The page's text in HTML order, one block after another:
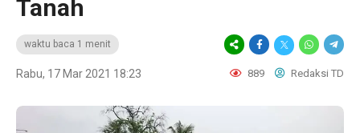
Tanah
waktu baca 1 menit
Rabu, 17 Mar 2021 18:23 889 Redaksi TD